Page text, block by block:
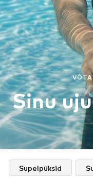
Sinu
Supelpüksid